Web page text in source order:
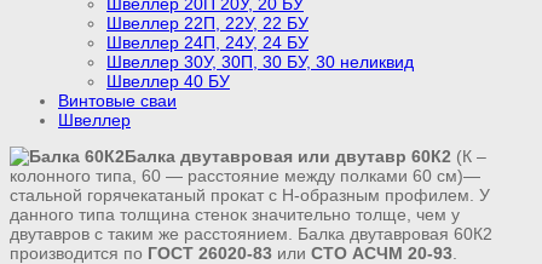
Швеллер 22П, 22У, 22 БУ
Швеллер 24П, 24У, 24 БУ
Швеллер 30У, 30П, 30 БУ, 30 неликвид
Швеллер 40 БУ
Винтовые сваи
Швеллер
Балка двутавровая или двутавр 60К2 (К –
колонного типа, 60 — расстояние между полками 60 см)—
стальной горячекатаный прокат с Н-образным профилем. У
данного типа толщина стенок значительно толще, чем у
двутавров с таким же расстоянием. Балка двутавровая 60К2
производится по ГОСТ 26020-83 или СТО АСЧМ 20-93